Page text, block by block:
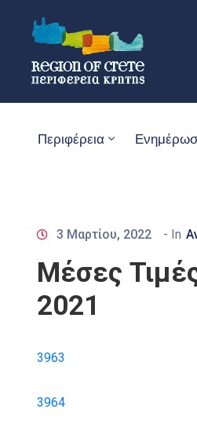
Περιφέρεια
3 Μαρτίου, 2022 - In
Μέσες
2021
3963
3964